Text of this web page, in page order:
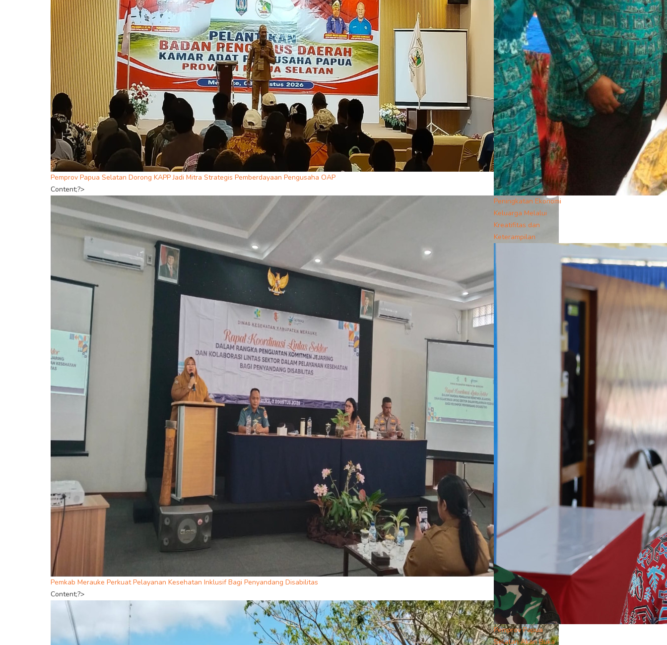
Pemprov Papua Selatan Dorong KAPP Jadi Mitra Strategis Pemberdayaan Pengusaha OAP
Content;?>
Pemkab Merauke Perkuat Pelayanan Kesehatan Inklusif Bagi Penyandang Disabilitas
Content;?>
Peningkatan Ekonomi
Keluarga Melalui
Kreatifitas dan
Keterampilan
Pemprov Papua
Selatan Akan Buka